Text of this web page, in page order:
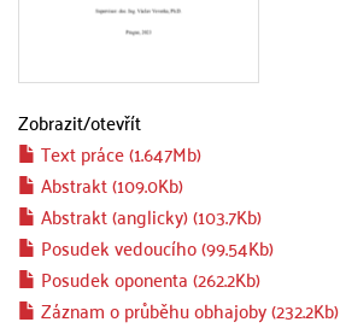
Zobrazit/otevřít
Text práce (1.647Mb)
Abstrakt (109.0Kb)
Abstrakt (anglicky) (103.7Kb)
Posudek vedoucího (99.54Kb)
Posudek oponenta (262.2Kb)
Záznam o průběhu obhajoby (232.2Kb)